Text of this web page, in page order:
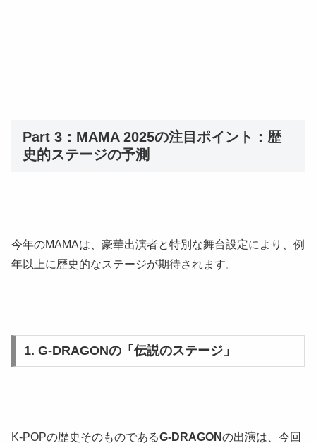
Part 3：MAMA 2025の注目ポイント：歴
史的ステージの予測
今年のMAMAは、豪華出演者と特別な舞台設定により、例
年以上に歴史的なステージが期待されます。
1. G-DRAGONの「伝説のステージ」
K-POPの歴史そのものであるG-DRAGONの出演は、今回